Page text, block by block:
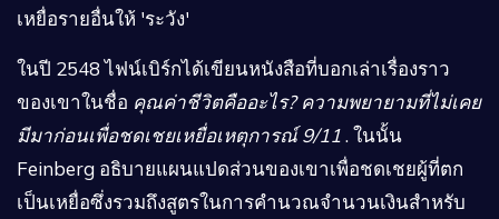
เหยื่อรายอื่นให้ 'ระวัง'
ในปี 2548 ไฟน์เบิร์กได้เขียนหนังสือที่บอกเล่าเรื่องราว
ของเขาในชื่อ คุณค่าชีวิตคืออะไร? ความพยายามที่ไม่เคย
มีมาก่อนเพื่อชดเชยเหยื่อเหตุการณ์ 9/11. ในนั้น
Feinberg อธิบายแผนแปดส่วนของเขาเพื่อชดเชยผู้ที่ตก
เป็นเหยื่อซึ่งรวมถึงสูตรในการคำนวณจำนวนเงินสำหรับ